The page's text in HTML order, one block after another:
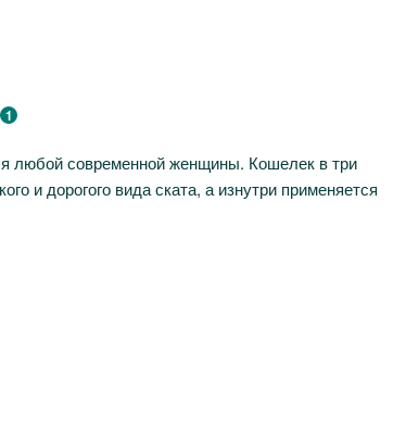
1
любой современной женщины. Кошелек в три
и дорогого вида ската, а изнутри применяется